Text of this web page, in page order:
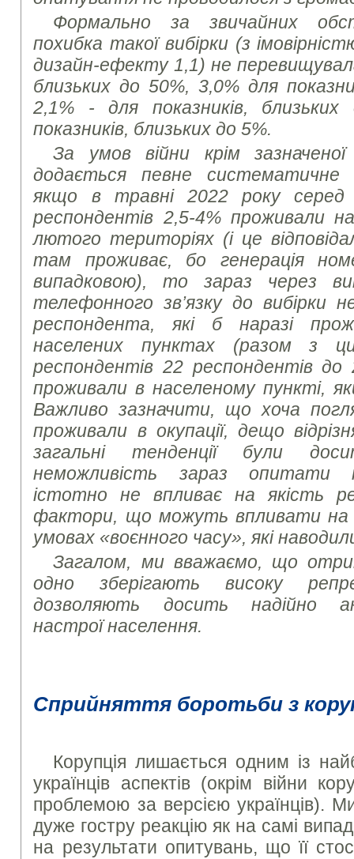
Формально за звичайних
похибка такої вибірки (з
дизайн-ефекту 1,1) не
близьких до 50%, 3,0% для
2,1% - для показників,
показників, близьких до 5%.
За умов війни крім
додається певне систематичне
якщо в травні 2022 року серед
респондентів 2,5-4% проживали
лютого територіях (і це
там проживає, бо генерація
випадковою), то зараз через
телефонного зв’язку до вибірки
респондента, які б наразі
населених пунктах (разом з
респондентів 22 респондентів
проживали в населеному пункті,
Важливо зазначити, що хоча
проживали в окупації, дещо
загальні тенденції були
неможливість зараз опитати
істотно не впливає на якість
фактори, що можуть впливати на
умовах «воєнного часу», які
Загалом, ми вважаємо, що
одно зберігають високу
дозволяють досить надійно
настрої населення.
Сприйняття боротьби з
Корупція лишається одним із
українців аспектів (окрім війни
проблемою за версією українців).
дуже гостру реакцію як на самі
на результати опитувань, що її